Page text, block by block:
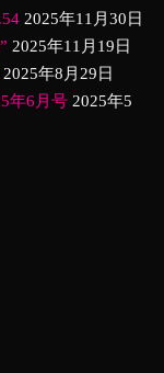
2025年11月30日
2025年11月19日
2025年8月29日
年6月号 2025年5